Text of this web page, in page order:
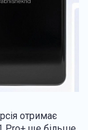
отримає